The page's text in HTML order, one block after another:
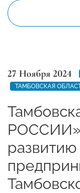
27 Ноября 2024
ТАМБОВСКАЯ
РОССИИ»
развитию